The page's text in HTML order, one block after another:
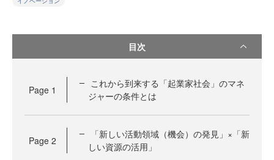
目次
Page 1
これから到来する「起業家社会」のマネ
ジャーの条件とは
Page 2
「新しい活動領域（機会）の発見」×「新
しい資源の活用」